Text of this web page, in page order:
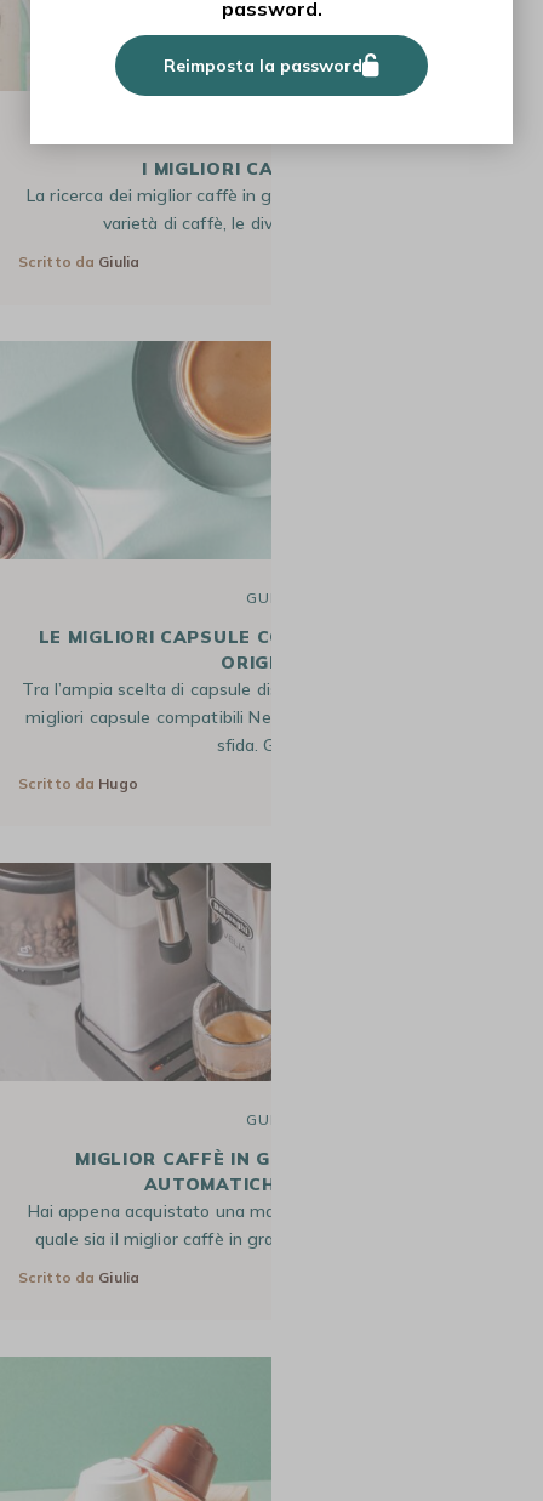
I MIGLIORI CAFFÈ IN GRANI
La ricerca dei miglior caffè in grani è un’impresa ardua. Tra le
varietà di caffè, le diverse origini, i diversi…
Scritto da Giulia
GUIDE
LE MIGLIORI CAPSULE COMPATIBILI NESPRESSO
ORIGINAL*
Tra l’ampia scelta di capsule disponibili sul mercato, trovare le
migliori capsule compatibili Nespresso® può essere una vera
sfida. Grazie…
Scritto da Hugo
GUIDE
MIGLIOR CAFFÈ IN GRANI PER MACCHINE
AUTOMATICHE DE'LONGHI
Hai appena acquistato una macchina De’Longhi e ti domandi
quale sia il miglior caffè in grani da utilizzare? Per aiutarti…
Scritto da Giulia
password.
Reimposta la password